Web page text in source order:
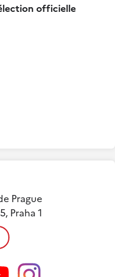
officielle
Prague
Praha 1